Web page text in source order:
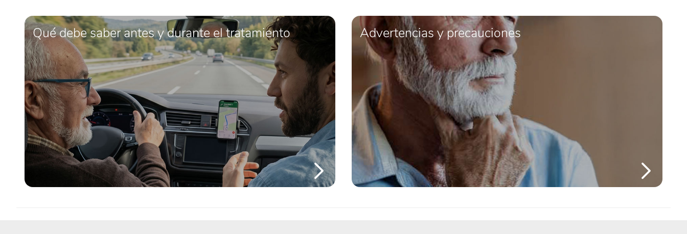
Qué debe saber antes y durante el tratamiento Advertencias y precauciones